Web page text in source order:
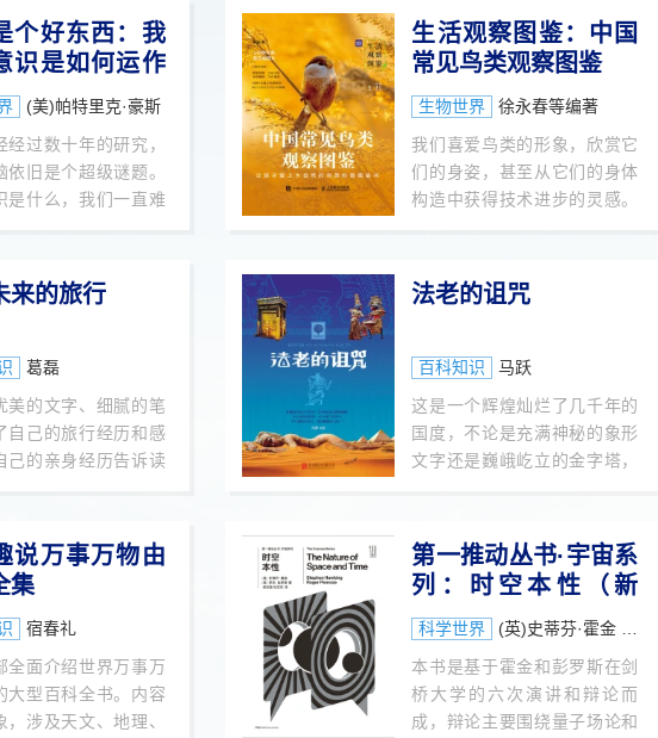
的同时，激发他们的
趣。
式的方法，引导读者了解“数据
科学家计划”所提倡的“实物探”
“理论探”和“数码探”方法，帮助
他们提高解决科学问题的能
推理、预测、分类、建模、交
流和科学测量共7种探究式学习
技能，并辅以实际活动示例，
的辅助工具，包括数码相机、
展示了由学生实现的8个案例，
让读者切实了解“数码探科学”
的实践意义，以更好地开展自
己的实验。本书可作为中小学
级学生的科学读物。
个好东西：我
识是如何运作
(美)帕特里克·豪斯
经过数十年的研究，
依旧是个超级谜题。
是什么，我们一直难
中断吗，还是更像永
音乐？是人类在控制
有自由意志吗？16岁
，过程中医生没有使
，而是让她全程保持
。接着，神奇的事情
会发出笑声。当被问
原因时，安娜给出的
者“你们都围着我，
趣了”。每一次，安娜
视野范围内的元素“编
发笑的理由。可是真
生活观察图鉴：中国
常见鸟类观察图鉴
生物世界
徐永春等编著
我们喜爱鸟类的形象，欣赏它
们的身姿，甚至从它们的身体
构造中获得技术进步的灵感。
它们是人类的好伙伴。本书选
择148种常见的鸟类，从外形
生存现状等多方面进行科普，
它们的美感的同时，配合图片
故事和趣味科普让读者了解它
们美丽背后的奥秘。通过阅读
的基本认知，激发对自然生物
的好奇心，产生进一步探索的
来的旅行
葛磊
美的文字、细腻的笔
自己的旅行经历和感
己的亲身经历告诉读
法老的诅咒
百科知识
马跃
这是一个辉煌灿烂了几千年的
国度，不论是充满神秘的象形
文字还是巍峨屹立的金字塔，
至今仍像谜一样吸引着众人。
本书共分为四章，分别为神之
物语、社会百态、今生印象、
来世渴望，讲述了古埃及人信
容丰富，对于研究古埃及文明
具有非常好的借鉴作用。
说万事万物由
集
宿春礼
全面介绍世界万事万
大型百科全书。内容
，涉及天文、地理、
第一推动丛书·宇宙系
列：时空本性（新
版）
科学世界
(英)史蒂芬·霍金 罗杰·彭罗斯
本书是基于霍金和彭罗斯在剑
桥大学的六次演讲和辩论而
成，辩论主要围绕量子场论和